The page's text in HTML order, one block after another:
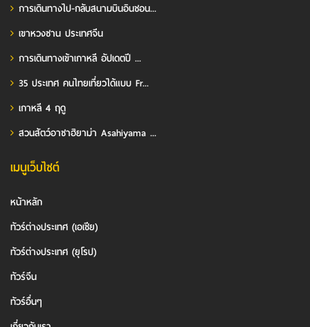
การเดินทางไป-กลับสนามบินอินชอน...
เขาหวงซาน ประเทศจีน
การเดินทางเข้าเกาหลี อัปเดตปี ...
35 ประเทศ คนไทยเที่ยวได้แบบ Fr...
เกาหลี 4 ฤดู
สวนสัตว์อาซาฮิยาม่า Asahiyama ...
เมนูเว็บไซต์
หน้าหลัก
ทัวร์ต่างประเทศ (เอเชีย)
ทัวร์ต่างประเทศ (ยุโรป)
ทัวร์จีน
ทัวร์อื่นๆ